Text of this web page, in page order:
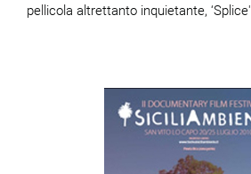
pellicola altrettanto inquietante, ‘Splice'